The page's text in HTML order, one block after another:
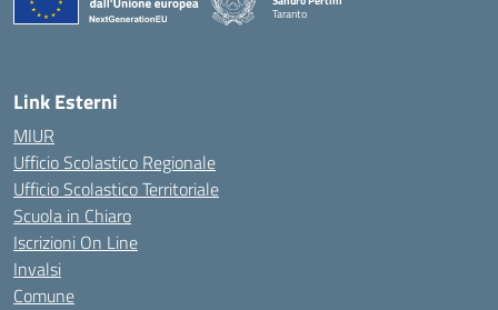
Taranto
Link Esterni
MIUR
Ufficio Scolastico Regionale
Ufficio Scolastico Territoriale
Scuola in Chiaro
Iscrizioni On Line
Invalsi
Comune